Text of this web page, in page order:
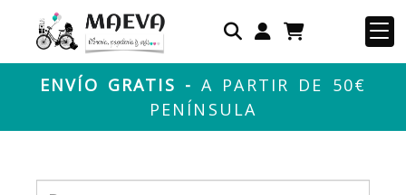
Identifícate
ENVÍO GRATIS - A PARTIR DE 50€
PENÍNSULA